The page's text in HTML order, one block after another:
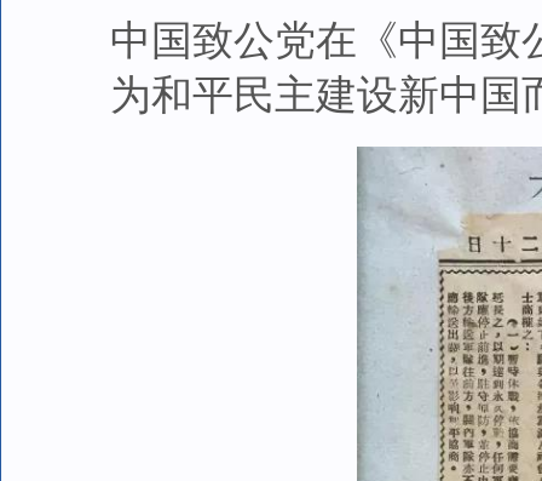
中国致公党在《中国致
为和平民主建设新中国